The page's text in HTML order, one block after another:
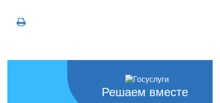
Решаем вместе